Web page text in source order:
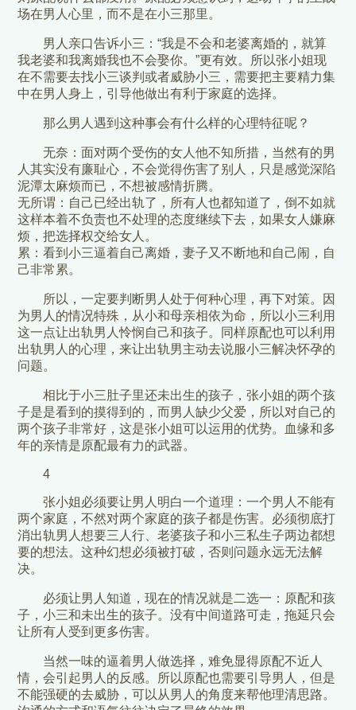
场在男人心里，而不是在小三那里。
男人亲口告诉小三：“我是不会和老婆离婚的，就算
我老婆和我离婚我也不会娶你。”更有效。所以张小姐现
在不需要去找小三谈判或者威胁小三，需要把主要精力集
中在男人身上，引导他做出有利于家庭的选择。
那么男人遇到这种事会有什么样的心理特征呢？
无奈：面对两个受伤的女人他不知所措，当然有的男
人其实没有廉耻心，不会觉得伤害了别人，只是感觉深陷
泥潭太麻烦而已，不想被感情折腾。
无所谓：自己已经出轨了，所有人也都知道了，倒不如就
这样本着不负责也不处理的态度继续下去，如果女人嫌麻
烦，把选择权交给女人。
累：看到小三逼着自己离婚，妻子又不断地和自己闹，自
己非常累。
所以，一定要判断男人处于何种心理，再下对策。因
为男人的情况特殊，从小和母亲相依为命，所以小三利用
这一点让出轨男人怜悯自己和孩子。同样原配也可以利用
出轨男人的心理，来让出轨男主动去说服小三解决怀孕的
问题。
相比于小三肚子里还未出生的孩子，张小姐的两个孩
子是是看到的摸得到的，而男人缺少父爱，所以对自己的
两个孩子非常好，这是张小姐可以运用的优势。血缘和多
年的亲情是原配最有力的武器。
4
张小姐必须要让男人明白一个道理：一个男人不能有
两个家庭，不然对两个家庭的孩子都是伤害。必须彻底打
消出轨男人想要三人行、老婆孩子和小三私生子两边都想
要的想法。这种幻想必须被打破，否则问题永远无法解
决。
必须让男人知道，现在的情况就是二选一：原配和孩
子，小三和未出生的孩子。没有中间道路可走，拖延只会
让所有人受到更多伤害。
当然一味的逼着男人做选择，难免显得原配不近人
情，会引起男人的反感。所以原配也需要引导男人，但是
不能强硬的去威胁，可以从男人的角度来帮他理清思路。